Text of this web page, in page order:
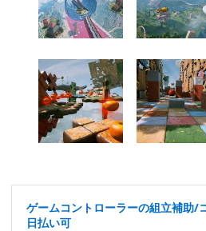
ゲームコントローラーの組立補助/
日払い可